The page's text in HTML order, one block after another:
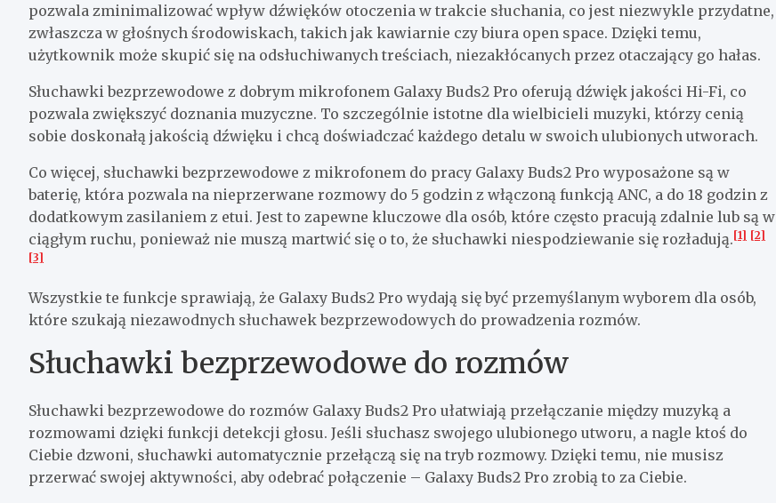
pozwala zminimalizować wpływ dźwięków otoczenia w trakcie słuchania, co jest niezwykle przydatne,
zwłaszcza w głośnych środowiskach, takich jak kawiarnie czy biura open space. Dzięki temu,
użytkownik może skupić się na odsłuchiwanych treściach, niezakłócanych przez otaczający go hałas.
Słuchawki bezprzewodowe z dobrym mikrofonem Galaxy Buds2 Pro oferują dźwięk jakości Hi-Fi, co
pozwala zwiększyć doznania muzyczne. To szczególnie istotne dla wielbicieli muzyki, którzy cenią
sobie doskonałą jakością dźwięku i chcą doświadczać każdego detalu w swoich ulubionych utworach.
Co więcej, słuchawki bezprzewodowe z mikrofonem do pracy Galaxy Buds2 Pro wyposażone są w
baterię, która pozwala na nieprzerwane rozmowy do 5 godzin z włączoną funkcją ANC, a do 18 godzin z
dodatkowym zasilaniem z etui. Jest to zapewne kluczowe dla osób, które często pracują zdalnie lub są w
ciągłym ruchu, ponieważ nie muszą martwić się o to, że słuchawki niespodziewanie się rozładują.[1] [2]
[3]
Wszystkie te funkcje sprawiają, że Galaxy Buds2 Pro wydają się być przemyślanym wyborem dla osób,
które szukają niezawodnych słuchawek bezprzewodowych do prowadzenia rozmów.
Słuchawki bezprzewodowe do rozmów
Słuchawki bezprzewodowe do rozmów Galaxy Buds2 Pro ułatwiają przełączanie między muzyką a
rozmowami dzięki funkcji detekcji głosu. Jeśli słuchasz swojego ulubionego utworu, a nagle ktoś do
Ciebie dzwoni, słuchawki automatycznie przełączą się na tryb rozmowy. Dzięki temu, nie musisz
przerwać swojej aktywności, aby odebrać połączenie – Galaxy Buds2 Pro zrobią to za Ciebie.